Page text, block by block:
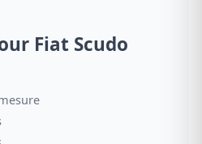
Fiat Scudo